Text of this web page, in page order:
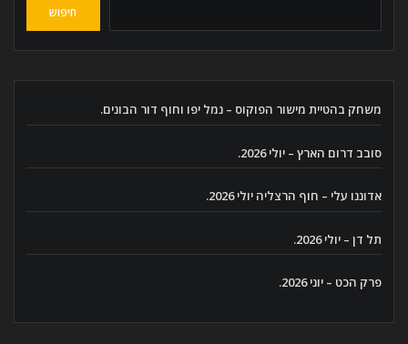
חיפוש
משחק בהטיית מישור הפוקוס – נמל יפו וחוף דור הבונים.
סובב דרום הארץ – יולי 2026.
אדוננו עלי – חוף הרצליה יולי 2026.
תל דן – יולי 2026.
פרק הכט – יוני 2026.